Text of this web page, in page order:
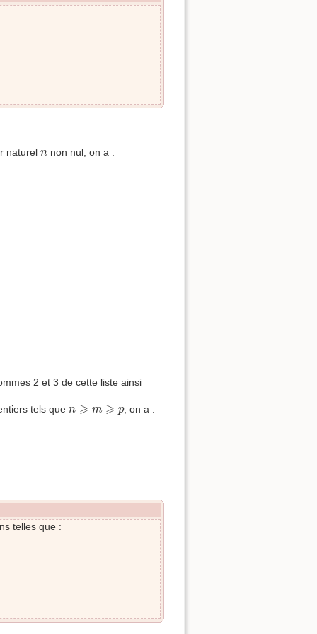
naturel n
n non nul, on a :
2 et 3 de cette liste ainsi
tels quen ⩾ m ⩾ p
n ⩾m⩾ p , on a :
telles que :